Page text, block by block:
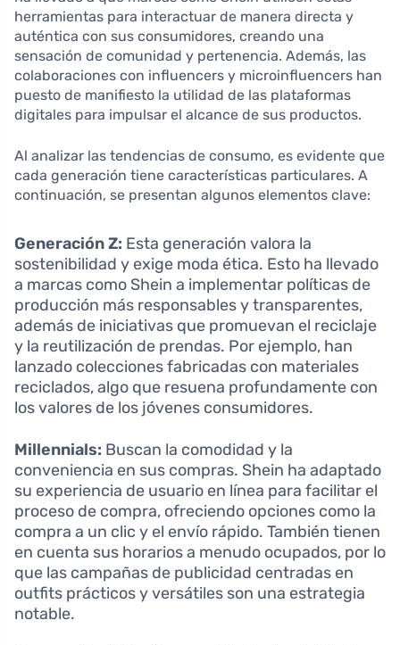
herramientas para interactuar de manera directa y
auténtica con sus consumidores, creando una
sensación de comunidad y pertenencia. Además, las
colaboraciones con influencers y microinfluencers han
puesto de manifiesto la utilidad de las plataformas
digitales para impulsar el alcance de sus productos.
Al analizar las tendencias de consumo, es evidente que
cada generación tiene características particulares. A
continuación, se presentan algunos elementos clave:
Generación Z: Esta generación valora la
sostenibilidad y exige moda ética. Esto ha llevado
a marcas como Shein a implementar políticas de
producción más responsables y transparentes,
además de iniciativas que promuevan el reciclaje
y la reutilización de prendas. Por ejemplo, han
lanzado colecciones fabricadas con materiales
reciclados, algo que resuena profundamente con
los valores de los jóvenes consumidores.
Millennials: Buscan la comodidad y la
conveniencia en sus compras. Shein ha adaptado
su experiencia de usuario en línea para facilitar el
proceso de compra, ofreciendo opciones como la
compra a un clic y el envío rápido. También tienen
en cuenta sus horarios a menudo ocupados, por lo
que las campañas de publicidad centradas en
outfits prácticos y versátiles son una estrategia
notable.